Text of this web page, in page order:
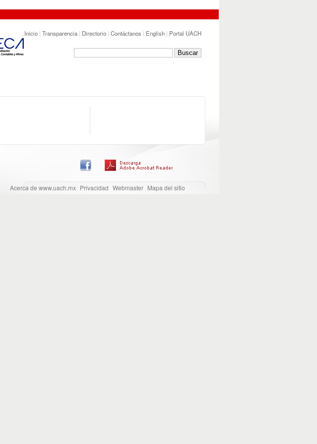
Inicio | Transparencia | Directorio | Contáctanos | English | Portal UACH
Acerca de www.uach.mx Privacidad Webmaster Mapa del sitio